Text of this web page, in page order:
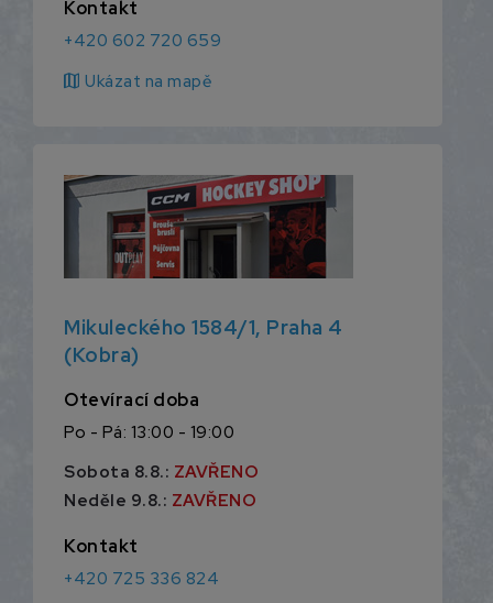
Kontakt
+420 602 720 659
map Ukázat na mapě
Mikuleckého 1584/1, Praha 4
(Kobra)
Otevírací doba
Po - Pá: 13:00 - 19:00
Sobota 8.8.: ZAVŘENO
Neděle 9.8.: ZAVŘENO
Kontakt
+420 725 336 824